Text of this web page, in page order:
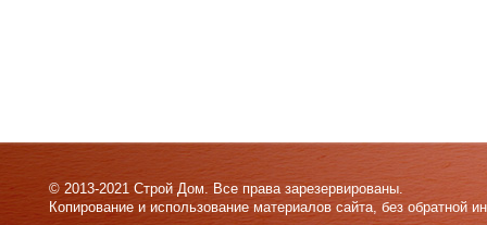
© 2013-2021 Строй Дом. Все права зарезервированы.
Копирование и использование материалов сайта, без обратной